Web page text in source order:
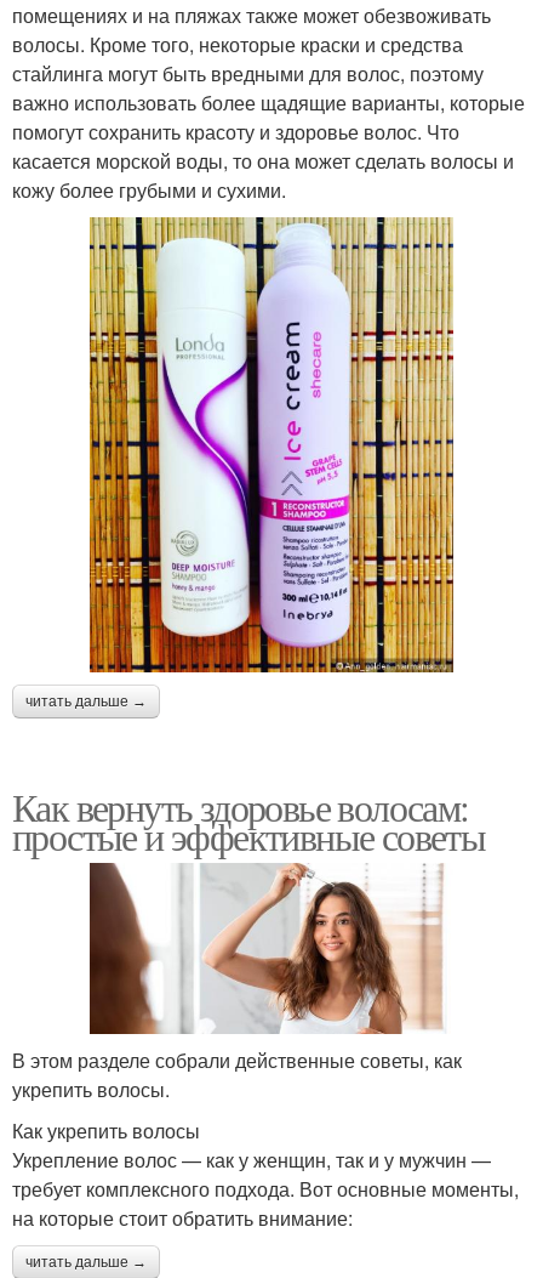
помещениях и на пляжах также может обезвоживать
волосы. Кроме того, некоторые краски и средства
стайлинга могут быть вредными для волос, поэтому
важно использовать более щадящие варианты, которые
помогут сохранить красоту и здоровье волос. Что
касается морской воды, то она может сделать волосы и
кожу более грубыми и сухими.
читать дальше →
Как вернуть здоровье волосам:
простые и эффективные советы
В этом разделе собрали действенные советы, как
укрепить волосы.
Как укрепить волосы
Укрепление волос — как у женщин, так и у мужчин —
требует комплексного подхода. Вот основные моменты,
на которые стоит обратить внимание:
читать дальше →